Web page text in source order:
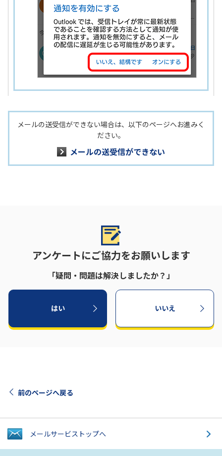
メールの送受信ができない場合は、以下のページへお進みく
ださい。
メールの送受信ができない
アンケートにご協力をお願いします
「疑問・問題は解決しましたか？」
はい いいえ
前のページへ戻る
メールサービス トップへ